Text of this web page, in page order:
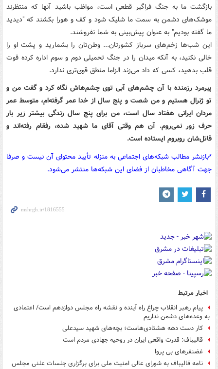
بازگشت ما به جنگ فراگیر قطعی است، مواظب باشید آنها که منتظرند
موشک‌های دشمن به سمت ما شلیک شود و کف و هورا بکشند که "دیدید
ما گفته بودیم" به عنوان پیش‌بینی به شما نفروشند.
این شب‌ها زخم‌های سرباز کشورتان... وطن‌تان را بشمارید و پشت او را
خالی نکنید، به آنکه میدان را در جنگ تحمیلی دوم و سوم اداره کرده قوت
قلب بدهید، کسی که داد می‌زند الزاما منطق قوی‌تری ندارد.
پیرمرد رزمنده با آن چشم‌های آبی توی چشم‌هاش نگاه کرد و گفت من و
تو ژنرال هستیم و من شصت و پنج سال از خدا عمر گرفته‌ام، متوسط عمر
مردان ایرانی هفتاد سال است، من برای پنج سال زندگی بیشتر زیر بار
حرف زور نمی‌روم. آن هم وقتی آقای ما شهید شده، رفقام رفته‌اند و
قاتل‌شان روبروم ایستاده است.
*بازنشر مطالب شبکه‌های اجتماعی به منزله تأیید محتوای آن نیست و صرفا
جهت آگاهی مخاطبان از فضای این شبکه‌ها منتشر می‌شود.
اخبار مرتبط
پیام رهبر انقلاب چراغ راه آینده و نقشه راه مجلس دوازدهم است/ اعتمادی
به وعده‌های دشمن نداریم
کار دست دهه هشتادی‌هاست؛ بچه‌های شهید سیدعلی
قالیباف: قدرت واقعی ایران در روحیه جهادی مردم است
غضنفرهای بی پروا
نامه قالیباف به شورای عالی امنیت ملی برای برگزاری جلسات علنی مجلس